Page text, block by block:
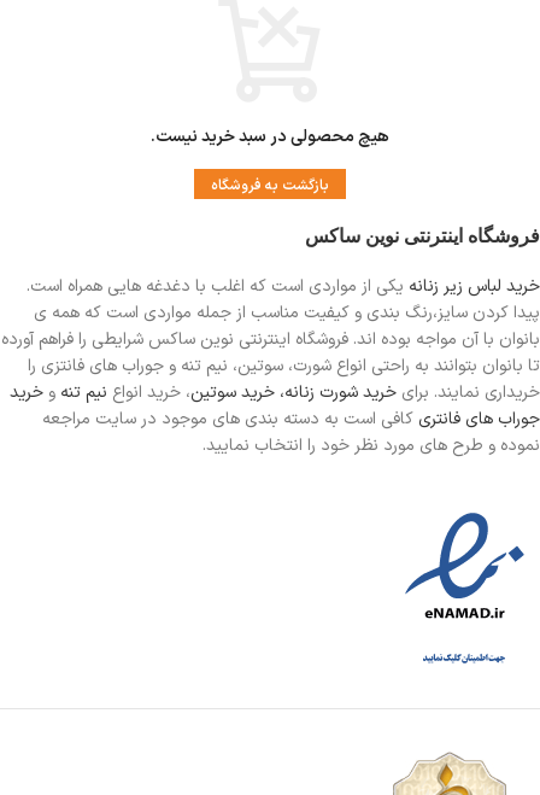
هیچ محصولی در سبد خرید نیست.
بازگشت به فروشگاه
فروشگاه اینترنتی نوین ساکس
خرید لباس زیر زنانه یکی از مواردی است که اغلب با دغدغه هایی همراه است.
پیدا کردن سایز،رنگ بندی و کیفیت مناسب از جمله مواردی است که همه ی
بانوان با آن مواجه بوده اند. فروشگاه اینترنتی نوین ساکس شرایطی را فراهم آورده
تا بانوان بتوانند به راحتی انواع شورت، سوتین، نیم تنه و جوراب های فانتزی را
خریداری نمایند. برای خرید شورت زنانه، خرید سوتین، خرید انواع نیم تنه و خرید
جوراب های فانتری کافی است به دسته بندی های موجود در سایت مراجعه
نموده و طرح های مورد نظر خود را انتخاب نمایید.